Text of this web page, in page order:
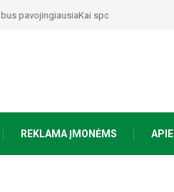
REKLAMA ĮMONĖMS APIE